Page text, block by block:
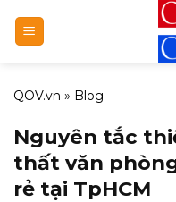
qua
nội
dung
QOV.vn » Blog
Nguyên tắc
thất văn
rẻ tại TpHCM